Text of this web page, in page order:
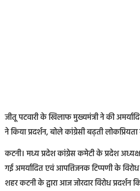
जीतू पटवारी के खिलाफ मुख्यमंत्री ने की
ने किया प्रदर्शन, बोले कांग्रेसी बढ़ती
कटनी। मध्य प्रदेश कांग्रेस कमेटी के प्रदेश
गई अमर्यादित एवं आपत्तिजनक टिप्पणी के
शहर कटनी के द्वारा आज जोरदार विरोध प्रदर्शन